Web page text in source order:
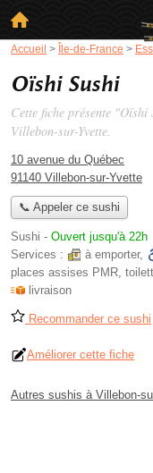
Accueil > Île-de-France >
Oïshi Sushi
Cette fiche présente
Villebon-sur-Yvette.
10 avenue du Québec
91140 Villebon-sur-Yvette
📞 Appeler ce sushi
Sushi - Ouvert jusqu'à 22h
Services :
à emporter,
places assises PMR,
livraison
Recommander ce sushi
Améliorer cette fiche
Autres sushis à Villebon-